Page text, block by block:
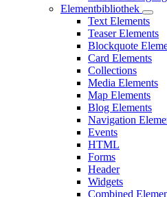
Elementbibliothek
Text Elements
Teaser Elements
Blockquote
Card Elements
Collections
Media Elements
Map Elements
Blog Elements
Navigation
Events
HTML
Forms
Header
Widgets
Combined